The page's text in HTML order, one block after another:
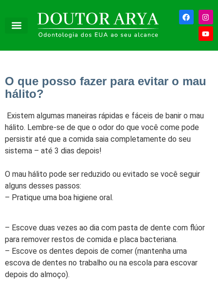
O que posso fazer para evitar o mau
hálito?
Existem algumas maneiras rápidas e fáceis de banir o mau
hálito. Lembre-se de que o odor do que você come pode
persistir até que a comida saia completamente do seu
sistema – até 3 dias depois!
O mau hálito pode ser reduzido ou evitado se você seguir
alguns desses passos:
– Pratique uma boa higiene oral.
– Escove duas vezes ao dia com pasta de dente com flúor
para remover restos de comida e placa bacteriana.
– Escove os dentes depois de comer (mantenha uma
escova de dentes no trabalho ou na escola para escovar
depois do almoço).